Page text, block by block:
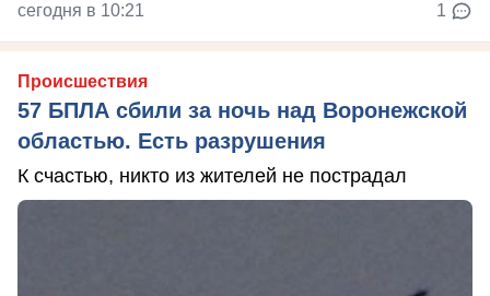
сегодня в 10:21 1
Происшествия
57 БПЛА сбили за ночь над Воронежской
областью. Есть разрушения
К счастью, никто из жителей не пострадал